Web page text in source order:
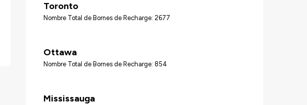
Toronto
Nombre Total de Bornes de Recharge: 2677
Ottawa
Nombre Total de Bornes de Recharge: 854
Mississauga